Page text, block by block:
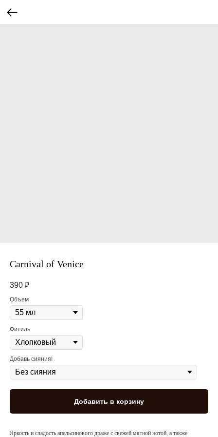
Carnival of Venice
390 ₽
Объем
Фитиль
Добавь сияния!
Добавить в корзину
Яркость и сладость апельсинового драже с свежей мятной нотой, а также